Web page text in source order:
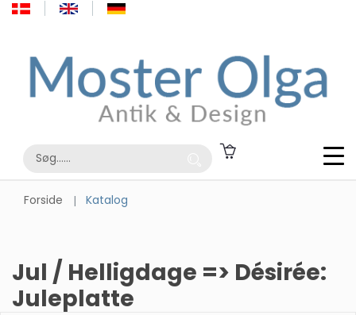
Forside Katalog
Jul / Helligdage => Désirée:
Juleplatte